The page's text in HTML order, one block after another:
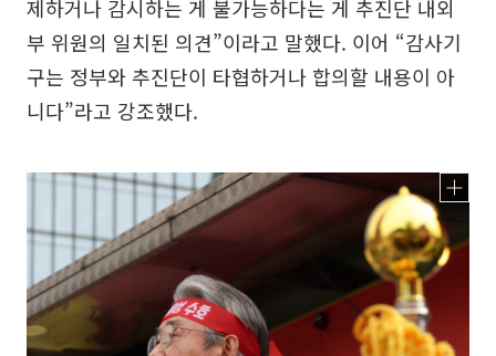
제하거나 감시하는 게 불가능하다는 게 추진단 내외
부 위원의 일치된 의견”이라고 말했다. 이어 “감사기
구는 정부와 추진단이 타협하거나 합의할 내용이 아
니다”라고 강조했다.